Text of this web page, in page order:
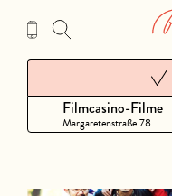
Inhalt
Filmcasino-Filme
Margaretenstraße 78